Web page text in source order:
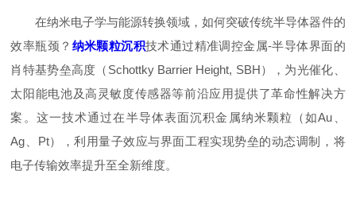
在纳米电子学与能源转换领域，如何突破传统半导体器件的
效率瓶颈？ 纳米颗粒沉积技术通过精准调控金属-半导体界面的
肖特基势垒高度（Schottky Barrier Height, SBH），为光催化、
太阳能电池及高灵敏度传感器等前沿应用提供了革命性解决方
案。这一技术通过在半导体表面沉积金属纳米颗粒（如Au、
Ag、Pt），利用量子效应与界面工程实现势垒的动态调制，将
电子传输效率提升至全新维度。